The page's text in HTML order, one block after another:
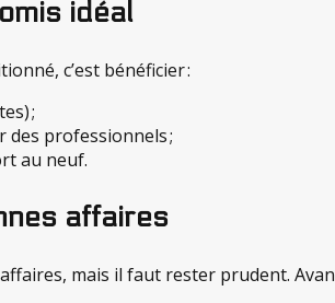
idéal
c’est bénéficier :
;
des professionnels ;
au neuf.
affaires
mais il faut rester prudent.